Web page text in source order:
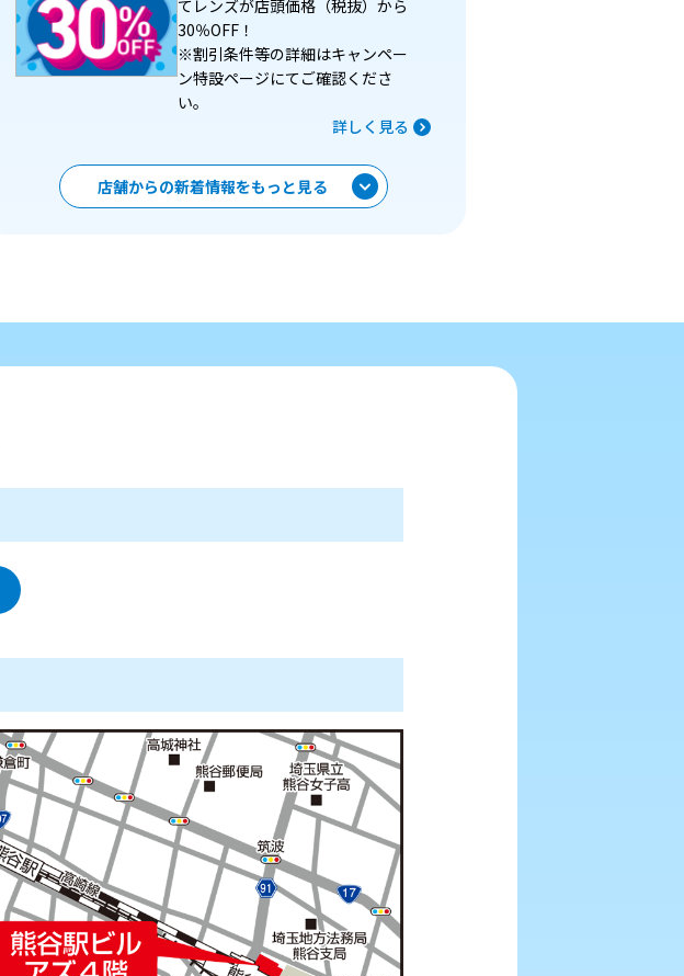
てレンズが店頭価格（税抜）から
30％OFF！
※割引条件等の詳細はキャンペー
ン特設ページにてご確認くださ
い。
詳しく見る
店舗からの新着情報をもっと見る